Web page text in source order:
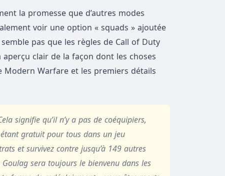
la promesse que d’autres modes
voir une option « squads » ajoutée
pas que les règles de Call of Duty
clair de la façon dont les choses
Warfare et les premiers détails
signifie qu’il n’y a pas de coéquipiers,
étant gratuit pour tous dans un jeu
et survivez contre jusqu’à 149 autres
sera toujours le bienvenu dans les